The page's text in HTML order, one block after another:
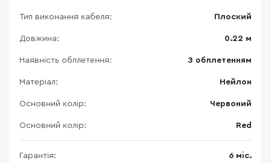
Тип виконання кабеля: Плоский
Довжина: 0.22 м
Наявність обплетення: З обплетенням
Матеріал: Нейлон
Основний колір: Червоний
Основний колір: Red
Гарантія: 6 міс.